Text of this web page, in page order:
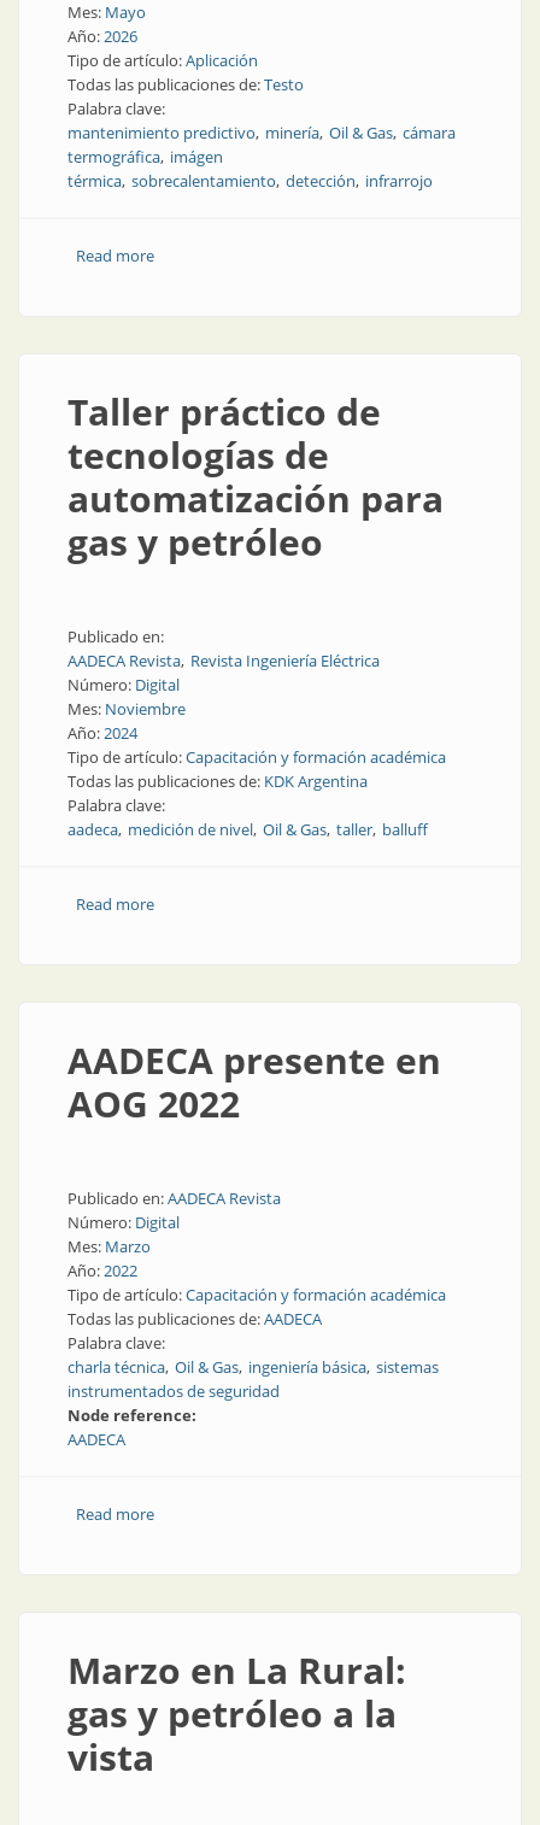
Mes: Mayo
Año:2026
Tipo de artículo:Aplicación
Todas las publicaciones de:Testo
Palabra clave:
mantenimiento predictivo minería Oil & Gas cámara
termográfica imágen
térmica sobrecalentamiento detección infrarrojo
Read moreabout Termografía en minería, gas y petróleo
Taller práctico de
tecnologías de
automatización para
gas y petróleo
Publicado en:
AADECA Revista Revista Ingeniería Eléctrica
Número: Digital
Mes: Noviembre
Año:2024
Tipo de artículo:Capacitación y formación académica
Todas las publicaciones de: KDK Argentina
Palabra clave:
aadeca medición de nivel Oil & Gas taller balluff
Read moreabout Taller práctico de tecnologías de
AADECA presente en
AOG 2022
Publicado en:AADECA Revista
Número: Digital
Mes: Marzo
Año:2022
Tipo de artículo:Capacitación y formación académica
Todas las publicaciones de:AADECA
Palabra clave:
charla técnica Oil & Gas ingeniería básica sistemas
instrumentados de seguridad
Node reference:
AADECA
Read moreabout AADECA presente en AOG 2022
Marzo en La Rural:
gas y petróleo a la
vista